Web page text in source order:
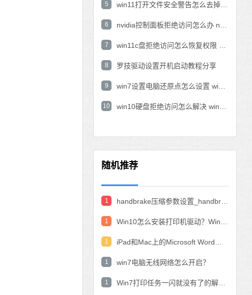
5
6
7
8 罗技驱动设置开机启动教程分享
9
10
随机推荐
1
1
1
1 win7电脑无线网络怎么开启？
1